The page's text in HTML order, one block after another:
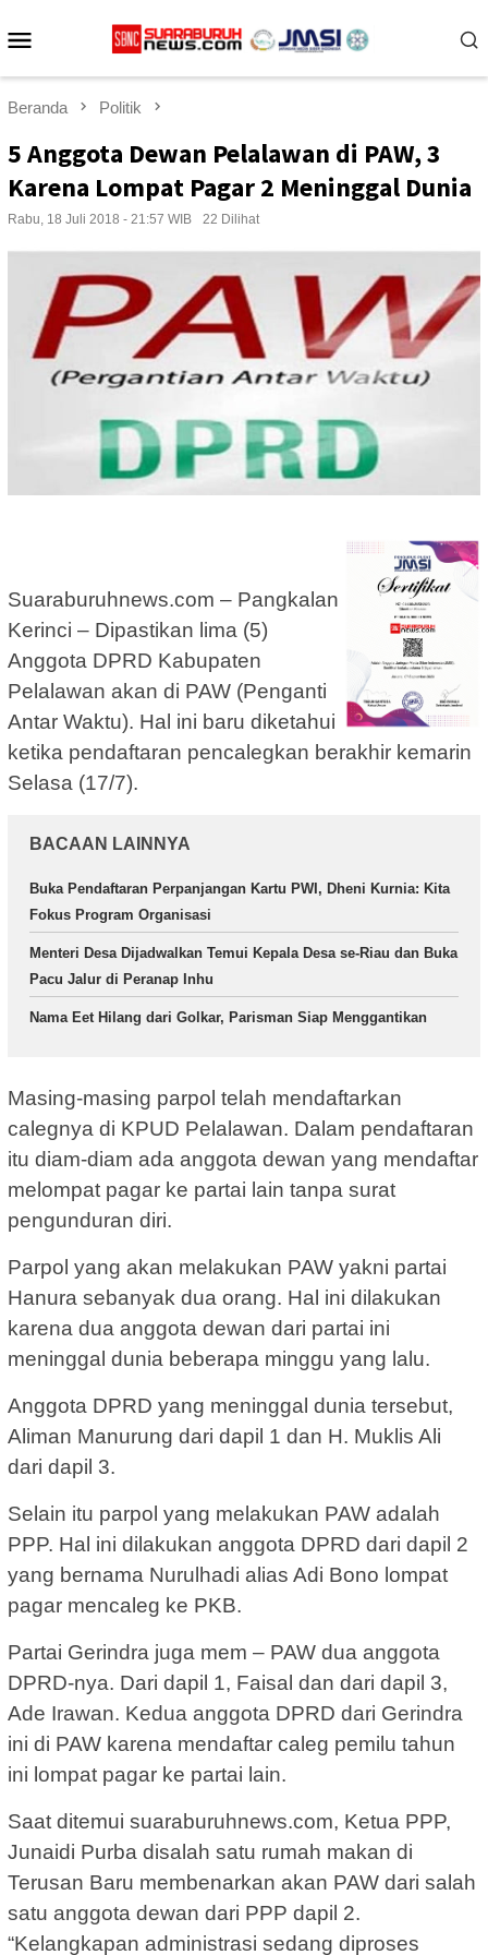
ke
Beranda Politik
5 Anggota Dewan Pelalawan di PAW, 3
Karena Lompat Pagar 2 Meninggal Dunia
Rabu, 18 Juli 2018 - 21:57 WIB 22 Dilihat
Suaraburuhnews.com – Pangkalan
Kerinci – Dipastikan lima (5)
Anggota DPRD Kabupaten
Pelalawan akan di PAW (Penganti
Antar Waktu). Hal ini baru diketahui
ketika pendaftaran pencalegkan berakhir kemarin
Selasa (17/7).
BACAAN LAINNYA
Buka Pendaftaran Perpanjangan Kartu PWI, Dheni Kurnia: Kita
Fokus Program Organisasi
Menteri Desa Dijadwalkan Temui Kepala Desa se-Riau dan Buka
Pacu Jalur di Peranap Inhu
Nama Eet Hilang dari Golkar, Parisman Siap Menggantikan
Masing-masing parpol telah mendaftarkan
calegnya di KPUD Pelalawan. Dalam pendaftaran
itu diam-diam ada anggota dewan yang mendaftar
melompat pagar ke partai lain tanpa surat
pengunduran diri.
Parpol yang akan melakukan PAW yakni partai
Hanura sebanyak dua orang. Hal ini dilakukan
karena dua anggota dewan dari partai ini
meninggal dunia beberapa minggu yang lalu.
Anggota DPRD yang meninggal dunia tersebut,
Aliman Manurung dari dapil 1 dan H. Muklis Ali
dari dapil 3.
Selain itu parpol yang melakukan PAW adalah
PPP. Hal ini dilakukan anggota DPRD dari dapil 2
yang bernama Nurulhadi alias Adi Bono lompat
pagar mencaleg ke PKB.
Partai Gerindra juga mem – PAW dua anggota
DPRD-nya. Dari dapil 1, Faisal dan dari dapil 3,
Ade Irawan. Kedua anggota DPRD dari Gerindra
ini di PAW karena mendaftar caleg pemilu tahun
ini lompat pagar ke partai lain.
Saat ditemui suaraburuhnews.com, Ketua PPP,
Junaidi Purba disalah satu rumah makan di
Terusan Baru membenarkan akan PAW dari salah
satu anggota dewan dari PPP dapil 2.
“Kelangkapan administrasi sedang diproses